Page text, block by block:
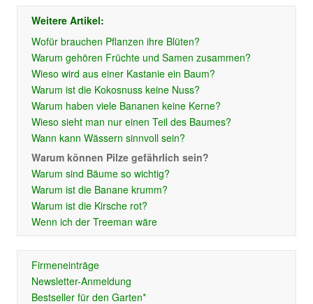
Weitere Artikel:
Wofür brauchen Pflanzen ihre Blüten?
Warum gehören Früchte und Samen zusammen?
Wieso wird aus einer Kastanie ein Baum?
Warum ist die Kokosnuss keine Nuss?
Warum haben viele Bananen keine Kerne?
Wieso sieht man nur einen Teil des Baumes?
Wann kann Wässern sinnvoll sein?
Warum können Pilze gefährlich sein?
Warum sind Bäume so wichtig?
Warum ist die Banane krumm?
Warum ist die Kirsche rot?
Wenn ich der Treeman wäre
Firmeneinträge
Newsletter-Anmeldung
Bestseller für den Garten*